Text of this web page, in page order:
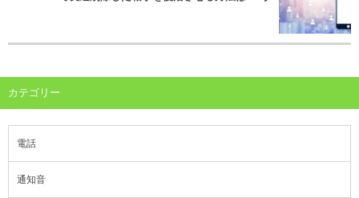
カテゴリー
電話
通知音